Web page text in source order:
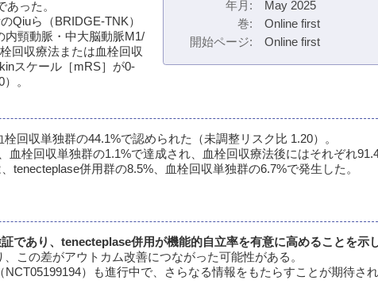
年月
May 2025
巻
Online first
開始ページ
Online first
った。
Qiuら（BRIDGE-TNK）
内頸動脈・中大脳動脈M1/
回収療法または血栓回収
スケール［mRS］が0-
。
回収単独群の44.1%で認められた（未調整リスク比 1.20）。
血栓回収単独群の1.1%で達成され、血栓回収療法後にはそれぞれ
併用群の8.5%、血栓回収単独群の6.7%で発生した。
であり、tenecteplase併用が機能的自立率を有意に高めることを示し
この差がアウトカム改善につながった可能性がある。
）も進行中で、さらなる情報をもたらすことが期待され